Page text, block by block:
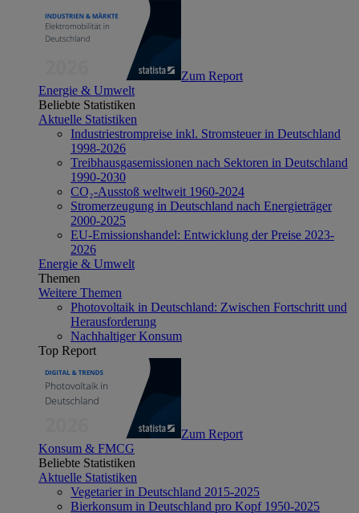
Zum Report
Energie & Umwelt
Beliebte Statistiken
Aktuelle Statistiken
Industriestrompreise inkl. Stromsteuer in Deutschland
1998-2026
Treibhausgasemissionen nach Sektoren in Deutschland
1990-2030
CO₂-Ausstoß weltweit 1960-2024
Stromerzeugung in Deutschland nach Energieträger
2000-2025
EU-Emissionshandel: Entwicklung der Preise 2023-
2026
Energie & Umwelt
Themen
Weitere Themen
Photovoltaik in Deutschland: Zwischen Fortschritt und
Herausforderung
Nachhaltiger Konsum
Top Report
Zum Report
Konsum & FMCG
Beliebte Statistiken
Aktuelle Statistiken
Vegetarier in Deutschland 2015-2025
Bierkonsum in Deutschland pro Kopf 1950-2025